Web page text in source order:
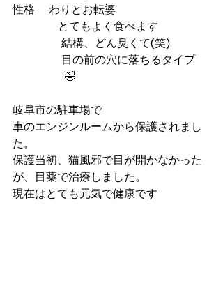
性格    わりとお転婆
             とてもよく食べます
              結構、どん臭くて(笑)
               🤣
岐阜市の駐車場で
車のエンジンルームから保護されまし
た。
保護当初、猫風邪で目が開かなかった
が、目薬で治療しました。
現在はとても元気で健康です